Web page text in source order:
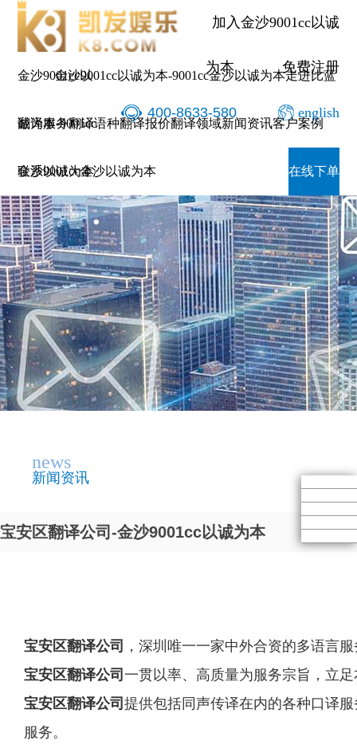
加入金沙9001cc以诚
为本 免费注册
400-8633-580 english
金沙9001cc以
诚为本-9001cc
金沙以诚为本
金沙9001cc以诚为本-9001cc金沙以诚为本走进比蓝
翻译服务翻译语种翻译报价翻译领域新闻资讯客户案例
联系9001cc金沙以诚为本 在线下单
news
新闻资讯
宝安区翻译公司-金沙9001cc以诚为本
宝安区翻译公司
，深圳唯一一家中外合资的多语言
宝安区翻译公司 一贯以率、高质量为服务宗旨，立
宝安区翻译公司 提供包括同声传译在内的各种口译
服务。